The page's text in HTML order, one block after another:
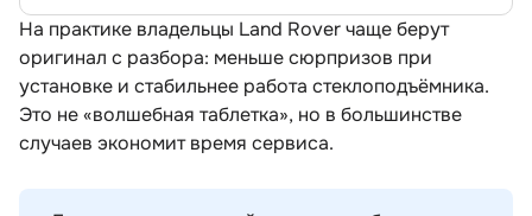
На практике владельцы Land Rover чаще берут
оригинал с разбора: меньше сюрпризов при
установке и стабильнее работа стеклоподъёмника.
Это не «волшебная таблетка», но в большинстве
случаев экономит время сервиса.